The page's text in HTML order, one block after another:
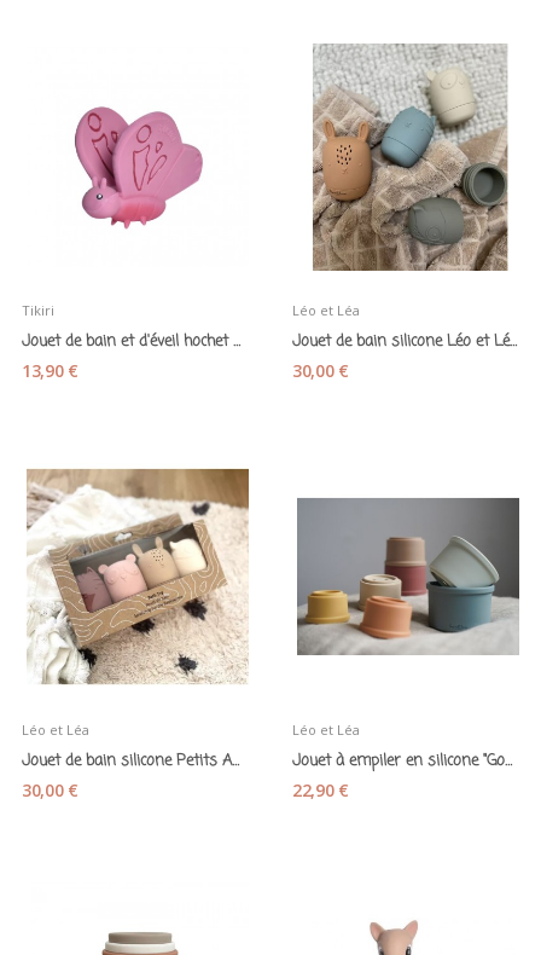
Tikiri
Jouet de bain et d'éveil hochet Papillon...
13,90 €
Léo et Léa
Jouet de bain silicone Léo et Léa "Petits...
30,00 €
Léo et Léa
Jouet de bain silicone Petits Animaux tons...
30,00 €
Léo et Léa
Jouet à empiler en silicone "Gobelets souples"...
22,90 €